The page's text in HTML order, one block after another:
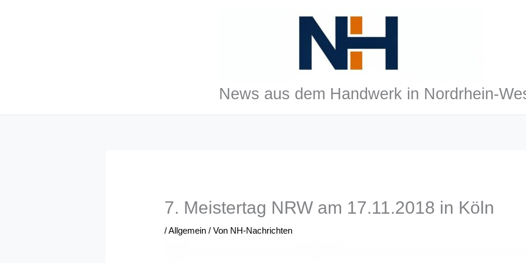
News aus dem Handwerk in Nordrhein-
7. Meistertag NRW am 17.11.2018 in Köln
/Allgemein / Von NH-Nachrichten